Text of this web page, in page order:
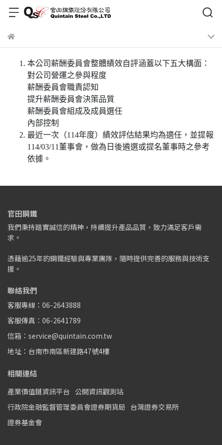
本公司薪酬委員會整體績效自評涵蓋以下五大構面：
對公司營運之參與程度
薪酬委員會職責認知
提升薪酬委員會決策品質
薪酬委員會組成及成員選任
內部控制
最近一次（114年度）績效評估結果均為適任，並提報
114/03/11董事會，做為日後遴選或提名董事時之參考
依據。
官田鋼鐵
我們秉持踏實誠信的精神，持續提升產品品質，致力滿足客戶需
求。
憑藉逾25年的鋼鐵經驗與專業團隊，隨時提供完善的服務與技術支
援。
聯絡我們
客服專線：06-2643888
客服傳真：06-2641789
信箱：service@quintain.com.tw
地址：台南市南區新建路47號4樓
相關連結
產業價值鏈資訊平台 公開資訊觀測站
行政院金融監督管理委員會證券期貨局 台灣證券交易所
證券基金會